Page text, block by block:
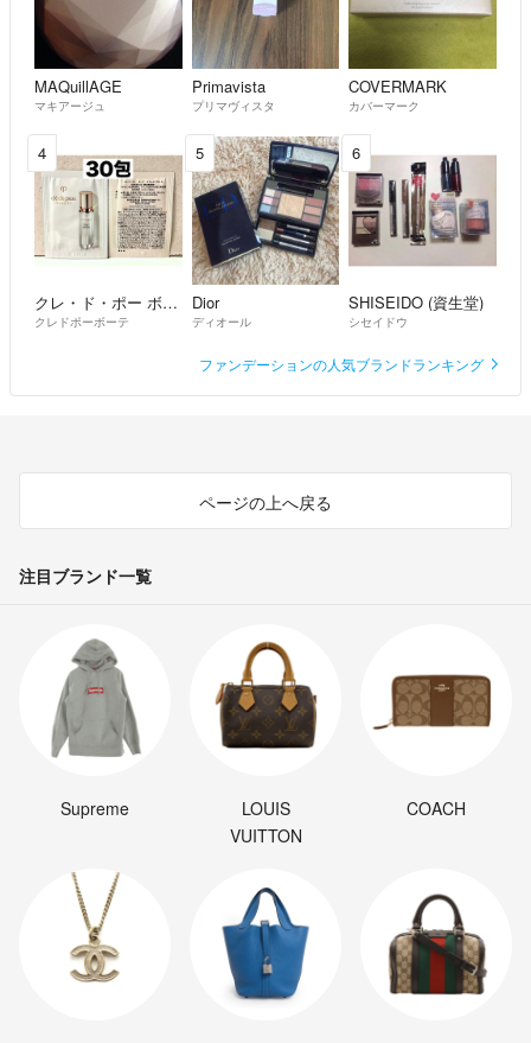
MAQuillAGE
マキアージュ
Primavista
プリマヴィスタ
COVERMARK
カバーマーク
4
クレ・ド・ポー ボーテ
クレドポーボーテ
5
Dior
ディオール
6
SHISEIDO (資生堂)
シセイドウ
ファンデーションの人気ブランドランキング
ページの上へ戻る
注目ブランド一覧
Supreme
LOUIS
VUITTON
COACH